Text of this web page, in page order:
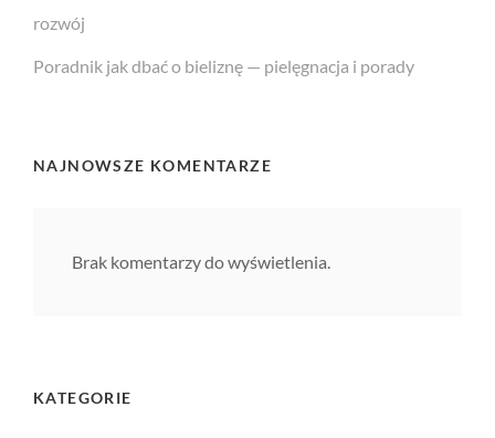
rozwój
Poradnik jak dbać o bieliznę — pielęgnacja i porady
NAJNOWSZE KOMENTARZE
Brak komentarzy do wyświetlenia.
KATEGORIE